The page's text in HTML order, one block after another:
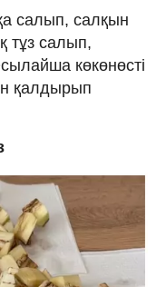
салып, салқын
тұз салып,
көкөнөсті
қалдырып